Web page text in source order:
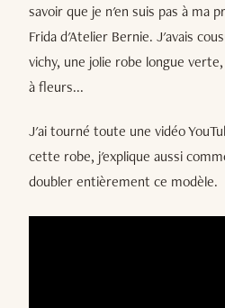
savoir que je n'en suis pas à ma
Frida d'Atelier Bernie. J'avais
vichy, une jolie robe longue
à fleurs...
J'ai tourné toute une vidéo
cette robe, j'explique aussi
doubler entièrement ce modèle.